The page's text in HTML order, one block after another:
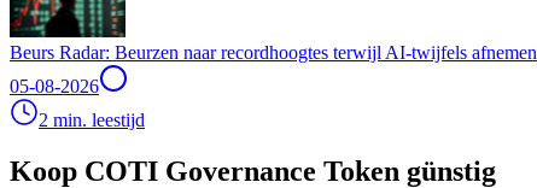
Beurs Radar: Beurzen naar recordhoogtes terwijl AI-twijfels afnemen
05-08-2026
2 min. leestijd
Koop COTI Governance Token günstig